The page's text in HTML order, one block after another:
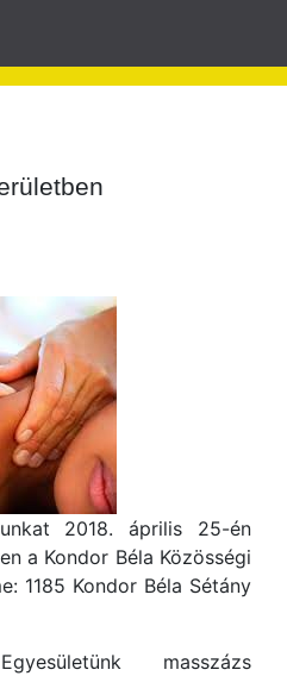
2018. április 25-én
a Kondor Béla Közösségi
1185 Kondor Béla Sétány
masszázs